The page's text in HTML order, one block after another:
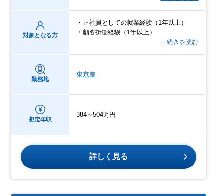
対象となる方
・正社員としての就業経験（1年以上）
・顧客折衝経験（1年以上）
…続きを読む
勤務地
東京都
想定年収
384～504万円
詳しく見る